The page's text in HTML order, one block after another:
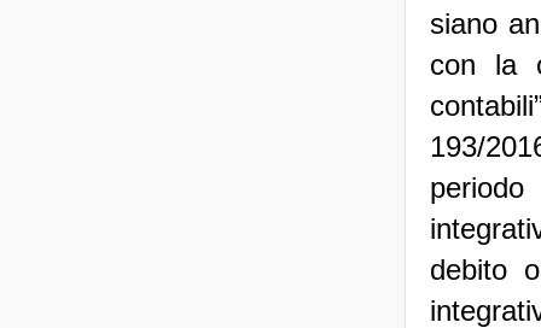
siano
con la
193/
debito